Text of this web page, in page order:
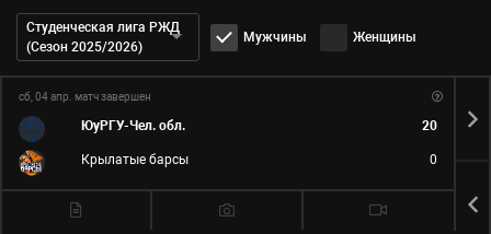
Дивизион:
Студенческая лига РЖД
(Сезон 2025/2026)
Мужчины Женщины
сб, 04 апр. матч завершен
ЮуРГУ-Чел. обл. 20
Крылатые барсы 0